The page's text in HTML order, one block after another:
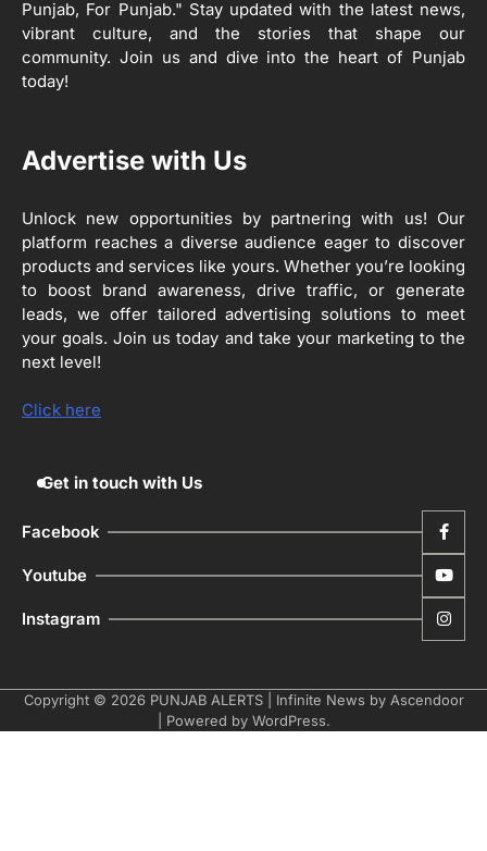
2
ਖੇਤੀਬਾੜੀ ਵਿਭਾਗ ਵੱਲੋਂ ‘ਮਿਸ਼ਨ ਫਾਰ ਕਾਟਨ
ਪ੍ਰੋਡਕਟੀਵਿਟੀ’ ਅਧੀਨ ਪਿੰਡ ਬਧਾਈ ਵਿਖੇ ‘ਖੇਤ
ਰਾਸ਼ਟਰੀ ਮਨੁੱਖੀ ਅਧਿਕਾਰ ਕਮਿਸ਼ਨ ਦੇ ਮੈਂਬਰ
ਸਕੀਮਾਂ ਦਾ ਜਾਇਜ਼ਾ
Editor
4
ਹੁਸ਼ਿਆਰਪੁਰ ਜ਼ਿਲ੍ਹੇ ਵ‘ ਈ.ਐੱਫ. ਡਿਜੀਟਾਈਜ਼ੇਸ਼ਨ
ਦਾ ਕੰਮ 99.92 ਫੀਸਦੀ ਮੁਕੰਮਲ: ਜ਼ਿਲ੍ਹਾ ਚੋਣ
ਅਫ਼ਸਰ
Editor
Punjab, For Punjab." Stay updated with the latest news,
vibrant culture, and the stories that shape our
community. Join us and dive into the heart of Punjab
today!
Advertise with Us
Unlock new opportunities by partnering with us! Our
platform reaches a diverse audience eager to discover
products and services like yours. Whether you’re looking
to boost brand awareness, drive traffic, or generate
leads, we offer tailored advertising solutions to meet
your goals. Join us today and take your marketing to the
next level!
Click here
Get in touch with Us
Facebook
Youtube
Instagram
Copyright © 2026 PUNJAB ALERTS| Infinite News by Ascendoor
| Powered by WordPress.